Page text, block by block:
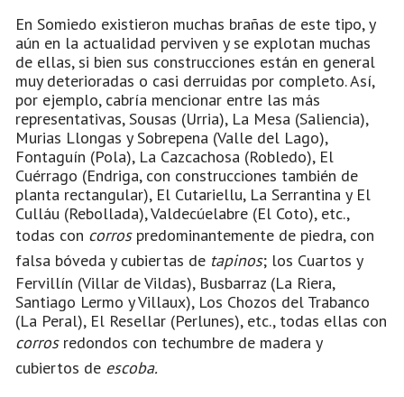
En Somiedo existieron muchas brañas de este tipo, y
aún en la actualidad perviven y se explotan muchas
de ellas, si bien sus construcciones están en general
muy deterioradas o casi derruidas por completo. Así,
por ejemplo, cabría mencionar entre las más
representativas, Sousas (Urria), La Mesa (Saliencia),
Murias Llongas y Sobrepena (Valle del Lago),
Fontaguín (Pola), La Cazcachosa (Robledo), El
Cuérrago (Endriga, con construcciones también de
planta rectangular), El Cutariellu, La Serrantina y El
Culláu (Rebollada), Valdecúelabre (El Coto), etc.,
todas con corrospredominantemente de piedra, con
falsa bóveda y cubiertas de tapinos; los Cuartos y
Fervillín (Villar de Vildas), Busbarraz (La Riera,
Santiago Lermo y Villaux), Los Chozos del Trabanco
(La Peral), El Resellar (Perlunes), etc., todas ellas con
corrosredondos con techumbre de madera y
cubiertos de escoba.